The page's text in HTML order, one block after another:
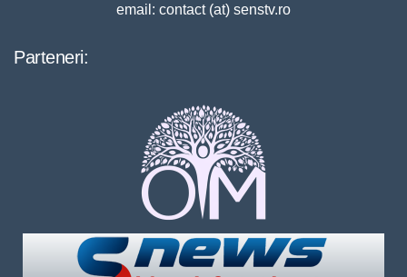
email: contact (at) senstv.ro
Parteneri: